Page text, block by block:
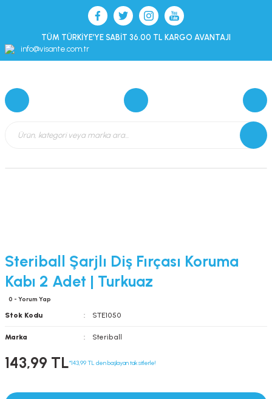
TÜM TÜRKİYE’YE SABİT 36.00 TL KARGO AVANTAJI
info@visante.com.tr
Steriball Şarjlı Diş Fırçası Koruma
Kabı 2 Adet | Turkuaz
0 - Yorum Yap
Stok Kodu STE1050
Marka Steriball
143,99 TL*143,99 TL den başlayan taksitlerle!